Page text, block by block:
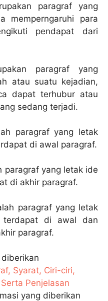
paragraf yang
memperngaruhi para
pendapat dari
paragraf yang
atau suatu kejadian,
dapat terhubur atau
sedang terjadi.
paragraf yang letak
di awal paragraf.
paragraf yang letak ide
di akhir paragraf.
paragraf yang letak
terdapat di awal dan
paragraf.
Syarat, Ciri-ciri,
Penjelasan
yang diberikan